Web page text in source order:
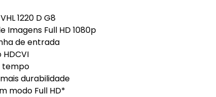
1220 D G8
Imagens Full HD 1080p
de entrada
tempo
durabilidade
modo Full HD*